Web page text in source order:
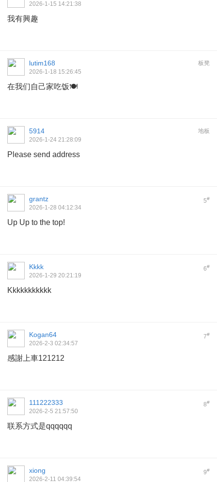
2026-1-15 14:21:38
我有興趣
板凳
lutim168
2026-1-18 15:26:45
在我们自己家吃饭🍽️
地板
5914
2026-1-24 21:28:09
Please send address
5#
grantz
2026-1-28 04:12:34
Up Up to the top!
6#
Kkkk
2026-1-29 20:21:19
Kkkkkkkkkkk
7#
Kogan64
2026-2-3 02:34:57
感謝上車121212
8#
111222333
2026-2-5 21:57:50
联系方式是qqqqqq
9#
xiong
2026-2-11 04:39:54